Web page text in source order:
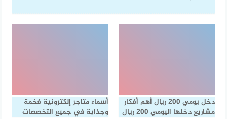
دخل يومي 200 ريال أهم أفكار
مشاريع دخلها اليومي 200 ريال
أسماء متاجر إلكترونية فخمة
وجذابة في جميع التخصصات